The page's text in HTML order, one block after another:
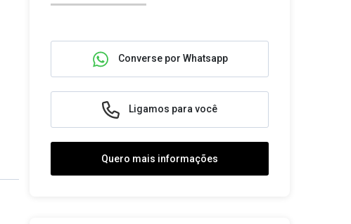
Converse por Whatsapp
Ligamos para você
Quero mais informações